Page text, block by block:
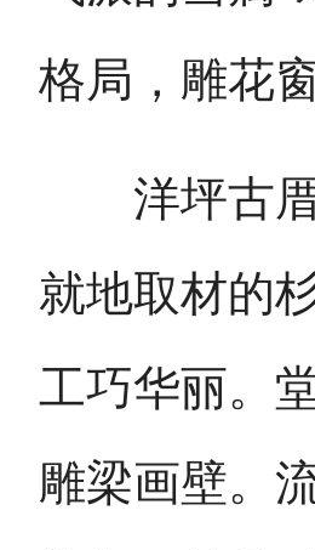
格局，雕花
洋坪古厝
就地取材的
工巧华丽。
雕梁画壁。